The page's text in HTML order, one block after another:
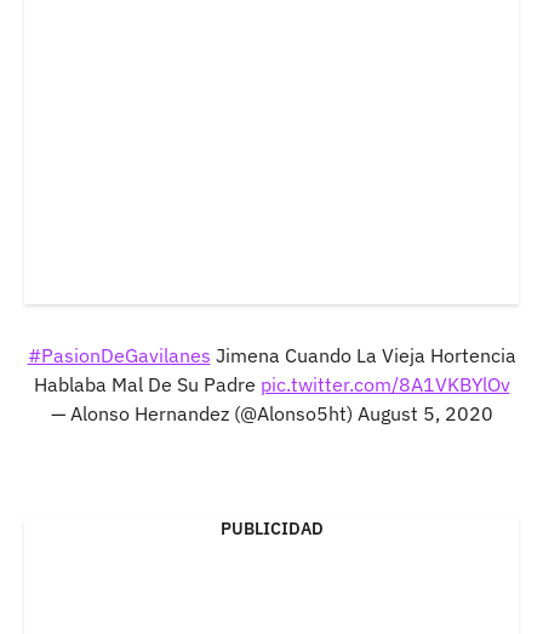
#PasionDeGavilanes Jimena Cuando La Vieja Hortencia
Hablaba Mal De Su Padre pic.twitter.com/8A1VKBYlOv
— Alonso Hernandez (@Alonso5ht) August 5, 2020
PUBLICIDAD